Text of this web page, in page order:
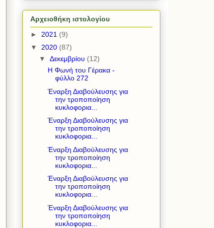
Αρχειοθήκη ιστολογίου
► 2021 (9)
▼ 2020 (87)
▼ Δεκεμβρίου (12)
Η Φωνή του Γέρακα -
φύλλο 272
Έναρξη Διαβούλευσης για
την τροποποίηση
κυκλοφορια...
Έναρξη Διαβούλευσης για
την τροποποίηση
κυκλοφορια...
Έναρξη Διαβούλευσης για
την τροποποίηση
κυκλοφορια...
Έναρξη Διαβούλευσης για
την τροποποίηση
κυκλοφορια...
Έναρξη Διαβούλευσης για
την τροποποίηση
κυκλοφορια...